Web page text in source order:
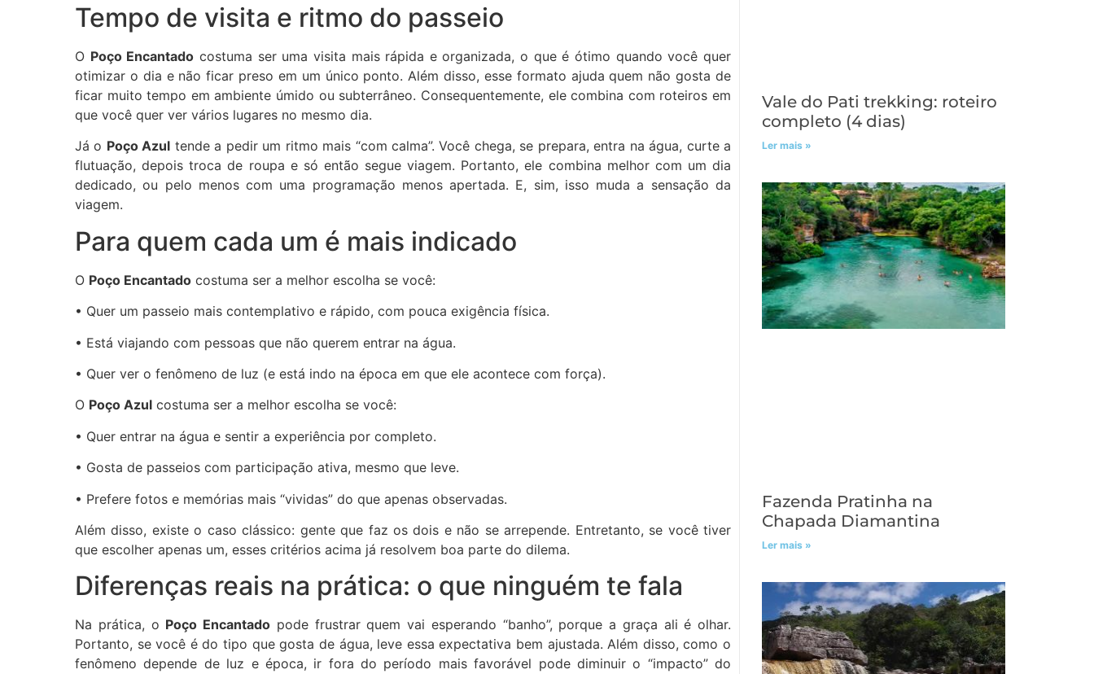
Tempo de visita e ritmo do passeio
O Poço Encantado costuma ser uma visita mais rápida e organizada, o que é ótimo quando você quer
otimizar o dia e não ficar preso em um único ponto. Além disso, esse formato ajuda quem não gosta de
ficar muito tempo em ambiente úmido ou subterrâneo. Consequentemente, ele combina com roteiros em
que você quer ver vários lugares no mesmo dia.
Já o Poço Azul tende a pedir um ritmo mais “com calma”. Você chega, se prepara, entra na água, curte a
flutuação, depois troca de roupa e só então segue viagem. Portanto, ele combina melhor com um dia
dedicado, ou pelo menos com uma programação menos apertada. E, sim, isso muda a sensação da
viagem.
Para quem cada um é mais indicado
O Poço Encantado costuma ser a melhor escolha se você:
• Quer um passeio mais contemplativo e rápido, com pouca exigência física.
• Está viajando com pessoas que não querem entrar na água.
• Quer ver o fenômeno de luz (e está indo na época em que ele acontece com força).
O Poço Azul costuma ser a melhor escolha se você:
• Quer entrar na água e sentir a experiência por completo.
• Gosta de passeios com participação ativa, mesmo que leve.
• Prefere fotos e memórias mais “vividas” do que apenas observadas.
Além disso, existe o caso clássico: gente que faz os dois e não se arrepende. Entretanto, se você tiver
que escolher apenas um, esses critérios acima já resolvem boa parte do dilema.
Diferenças reais na prática: o que ninguém te fala
Na prática, o Poço Encantado pode frustrar quem vai esperando “banho”, porque a graça ali é olhar.
Portanto, se você é do tipo que gosta de água, leve essa expectativa bem ajustada. Além disso, como o
fenômeno depende de luz e época, ir fora do período mais favorável pode diminuir o “impacto” do
Vale do Pati trekking: roteiro
completo (4 dias)
Ler mais »
Fazenda Pratinha na
Chapada Diamantina
Ler mais »